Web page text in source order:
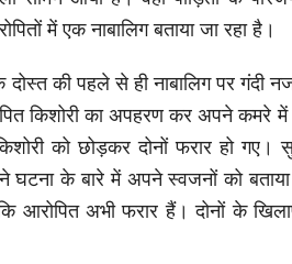
में एक नाबालिग बताया जा रहा है।
की पहले से ही नाबालिग पर गंदी
किशोरी का अपहरण कर अपने कमरे
को छोड़कर दोनों फरार हो
घटना के बारे में अपने स्वजनों को
आरोपित अभी फरार हैं। दोनों के